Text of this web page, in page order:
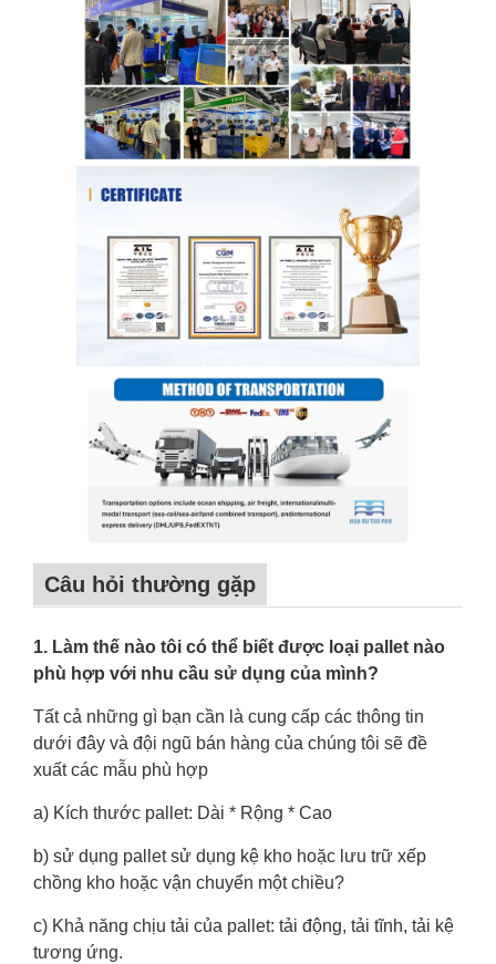
Câu hỏi thường gặp
1. Làm thế nào tôi có thể biết được loại pallet nào
phù hợp với nhu cầu sử dụng của mình?
Tất cả những gì bạn cần là cung cấp các thông tin
dưới đây và đội ngũ bán hàng của chúng tôi sẽ đề
xuất các mẫu phù hợp
a) Kích thước pallet: Dài * Rộng * Cao
b) sử dụng pallet sử dụng kệ kho hoặc lưu trữ xếp
chồng kho hoặc vận chuyển một chiều?
c) Khả năng chịu tải của pallet: tải động, tải tĩnh, tải kệ
tương ứng.